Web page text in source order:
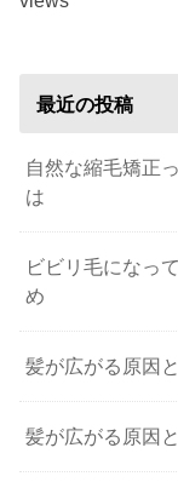
最近の投稿
自然な縮毛矯正
は
ビビリ毛になっ
め
髪が広がる原因
髪が広がる原因